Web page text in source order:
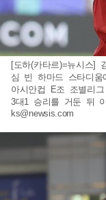
[도하(카타르)=뉴시스]
심 빈 하마드 스타디움
아시안컵 E조 조별리
3대1 승리를 거둔 뒤
ks@newsis.com